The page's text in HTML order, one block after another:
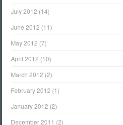
July 2012 (14)
June 2012 (11)
May 2012 (7)
April 2012 (10)
March 2012 (2)
February 2012 (1)
January 2012 (2)
December 2011 (2)